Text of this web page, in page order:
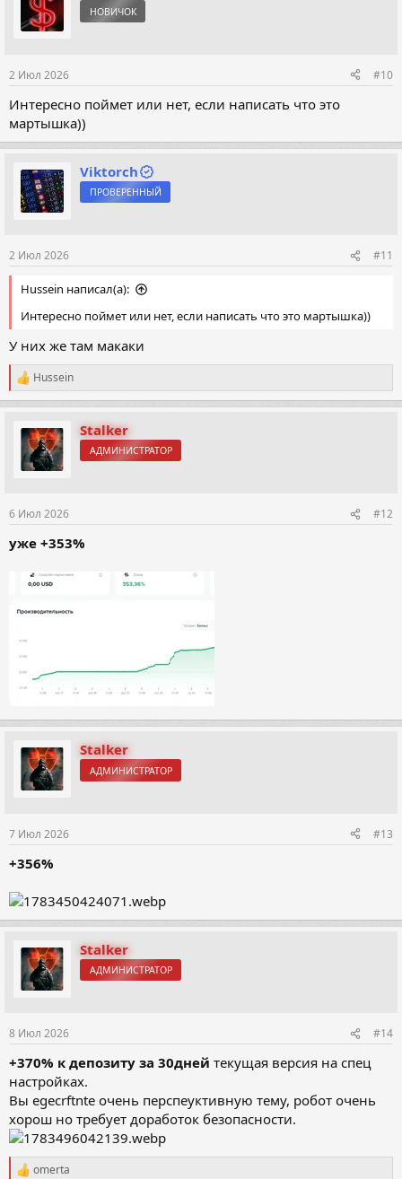
и
НОВИЧОК
2 Июл 2026 #10
Интересно поймет или нет, если написать что это
мартышка))
Viktorch
ПРОВЕРЕННЫЙ
2 Июл 2026 #11
Hussein написал(а):
Интересно поймет или нет, если написать что это мартышка))
У них же там макаки
Р
е
а
ц
и
Hussein
Stalker
АДМИНИСТРАТОР
6 Июл 2026 #12
уже +353%
Stalker
АДМИНИСТРАТОР
7 Июл 2026 #13
+356%
Stalker
АДМИНИСТРАТОР
8 Июл 2026 #14
+370% к депозиту за 30дней текущая версия на спец
настройках.
Вы egecrftntе очень перспеуктивную тему, робот очень
хорош но требует доработок безопасности.
Р
omerta